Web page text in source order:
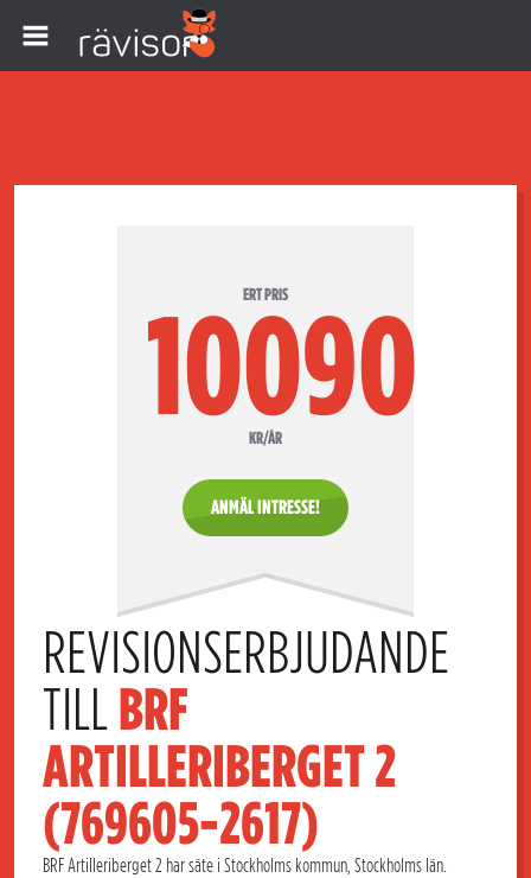
ERT PRIS
10090
KR/ÅR
ANMÄL INTRESSE!
REVISIONSERBJUDANDE
TILL BRF
ARTILLERIBERGET 2
(769605-2617)
BRF Artilleriberget 2 har säte i Stockholms kommun, Stockholms län.